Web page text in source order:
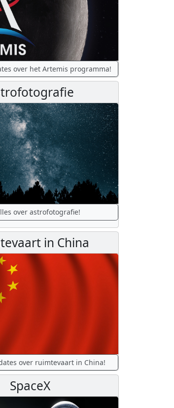
over het Artemis programma!
over astrofotografie!
in China
over ruimtevaart in China!
SpaceX